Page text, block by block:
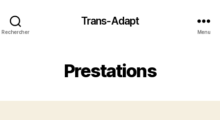
Rechercher
Trans-Adapt
Menu
Prestations